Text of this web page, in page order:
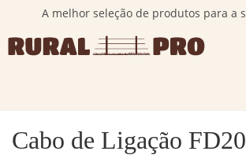
A melhor seleção de produtos para a
Cabo de Ligação